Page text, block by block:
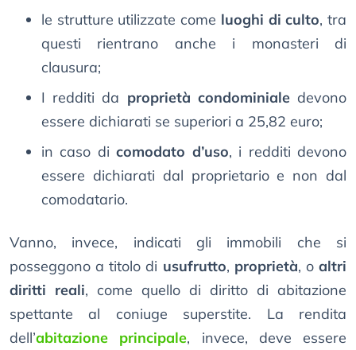
le strutture utilizzate come luoghi di culto, tra
questi rientrano anche i monasteri di
clausura;
I redditi da proprietà condominialedevono
essere dichiarati se superiori a 25,82 euro;
in caso dicomodato d’uso, i redditi devono
essere dichiarati dal proprietario e non dal
comodatario.
Vanno, invece, indicati gli immobili che si
posseggono a titolo di usufrutto, proprietà, oaltri
diritti reali, come quello di diritto di abitazione
spettante al coniuge superstite. La rendita
dell’abitazione principale, invece, deve essere